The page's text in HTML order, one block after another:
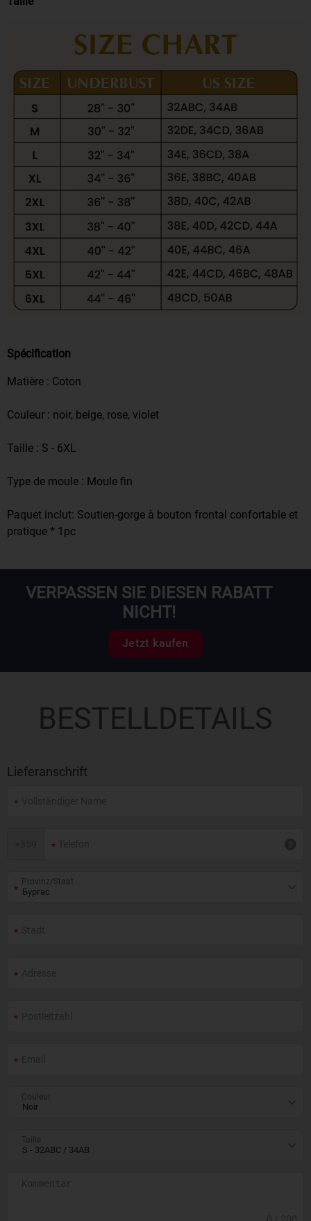
Spécification
Matière : Coton
Couleur : noir, beige, rose, violet
Taille : S - 6XL
Type de moule : Moule fin
Paquet inclut: Soutien-gorge à bouton frontal confortable et
pratique * 1pc
VERPASSEN SIE DIESEN RABATT
NICHT!
Jetzt kaufen
BESTELLDETAILS
Lieferanschrift
Provinz/Staat
Couleur
Taille